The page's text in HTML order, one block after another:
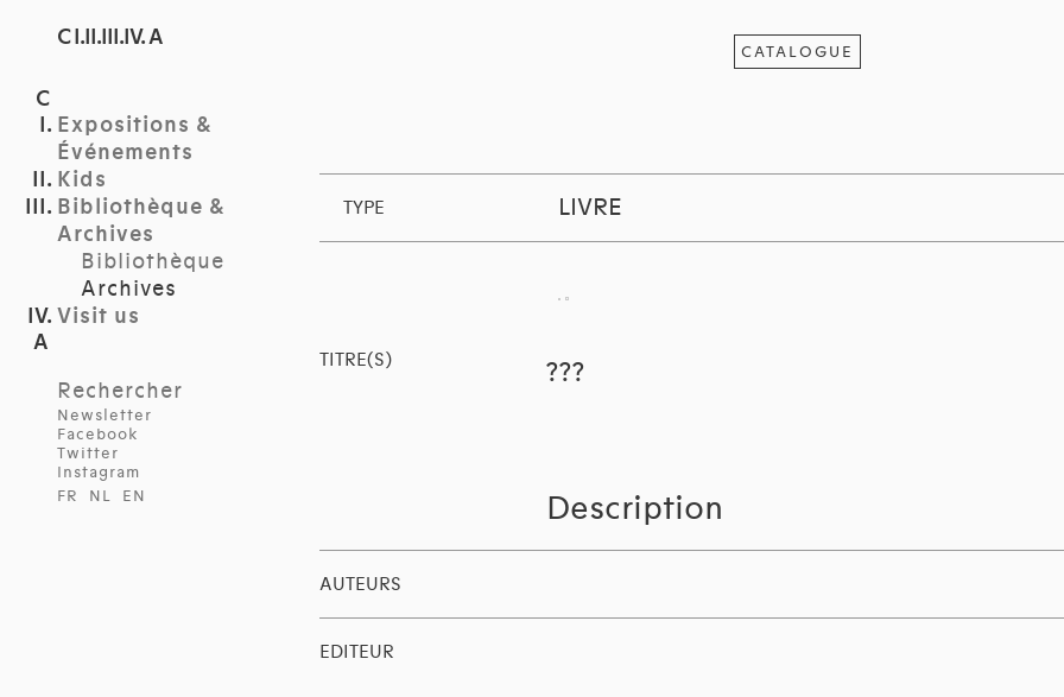
C I.II.III.IV. A
Expositions &
Événements
Kids
Bibliothèque &
Archives
Bibliothèque
Archives
Visit us
Rechercher
Newsletter
Facebook
Twitter
Instagram
FR
NL EN
CATALOGUE
TYPE LIVRE
TITRE(S) ???
Description
AUTEURS
EDITEUR